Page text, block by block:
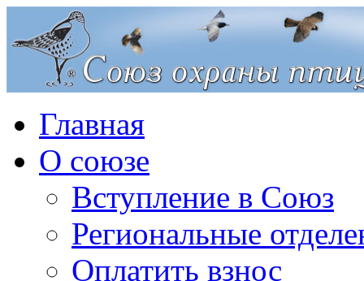
Главная
О союзе
Вступление в Союз
Региональные
Оплатить взнос